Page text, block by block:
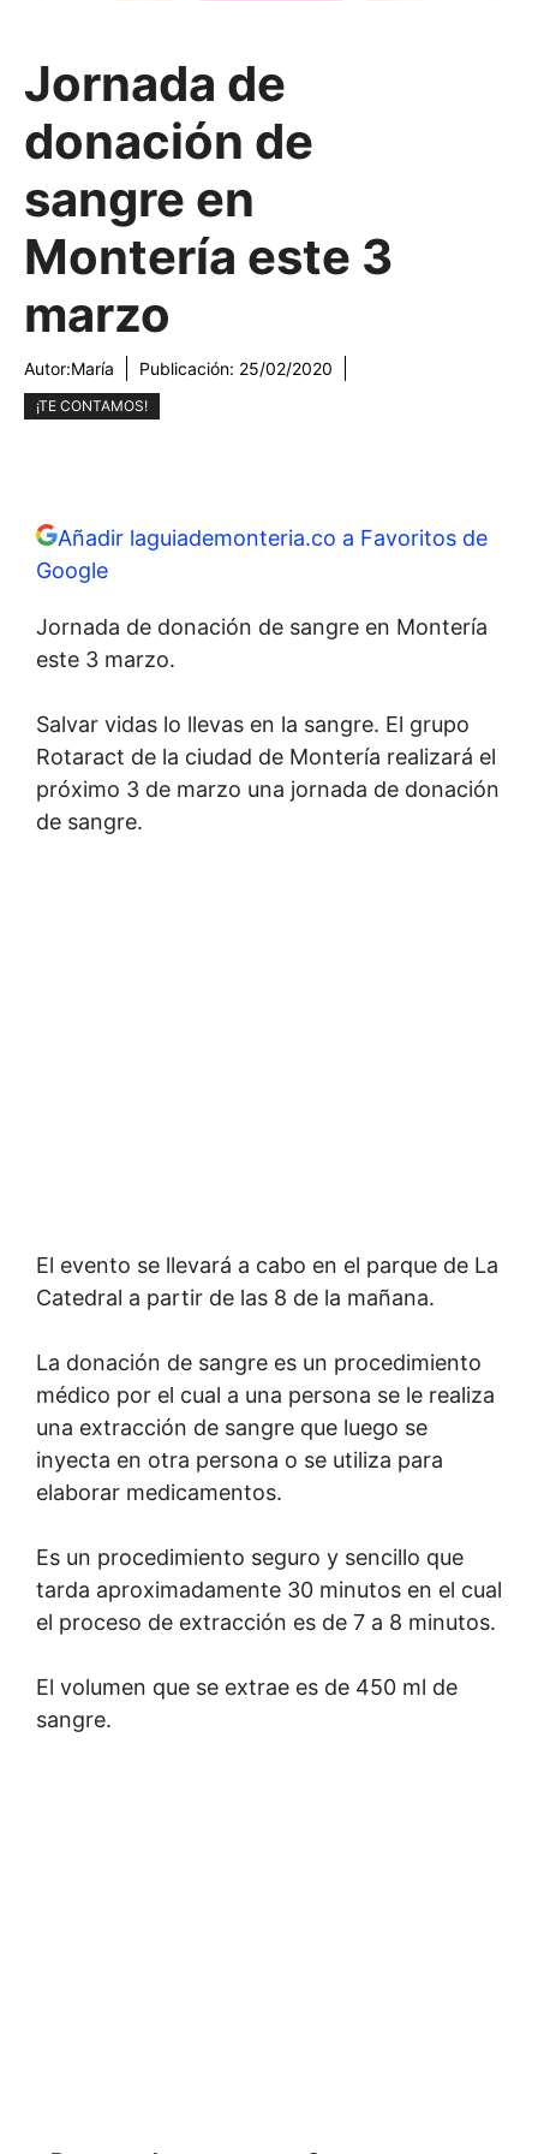
Jornada de
donación de
sangre en
Montería este 3
marzo
Autor:María Publicación: 25/02/2020
¡TE CONTAMOS!
Añadir laguiademonteria.co a Favoritos de
Google
Jornada de donación de sangre en Montería
este 3 marzo.
Salvar vidas lo llevas en la sangre. El grupo
Rotaract de la ciudad de Montería realizará el
próximo 3 de marzo una jornada de donación
de sangre.
El evento se llevará a cabo en el parque de La
Catedral a partir de las 8 de la mañana.
La donación de sangre es un procedimiento
médico por el cual a una persona se le realiza
una extracción de sangre que luego se
inyecta en otra persona o se utiliza para
elaborar medicamentos.
Es un procedimiento seguro y sencillo que
tarda aproximadamente 30 minutos en el cual
el proceso de extracción es de 7 a 8 minutos.
El volumen que se extrae es de 450 ml de
sangre.